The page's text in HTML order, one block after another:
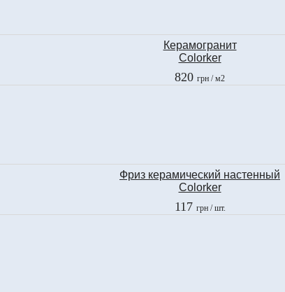
Керамогранит
Colorker
COSMOS COUNTRY
30,7х30,7 см
820 грн / м2
Фриз керамический настенный
Colorker
COSMOS BONE
2х25 см
117 грн/ шт.